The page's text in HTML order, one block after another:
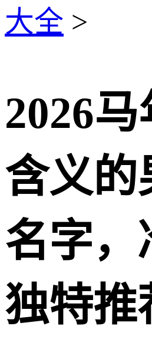
大全 >
2026
含义的
名字，
独特推